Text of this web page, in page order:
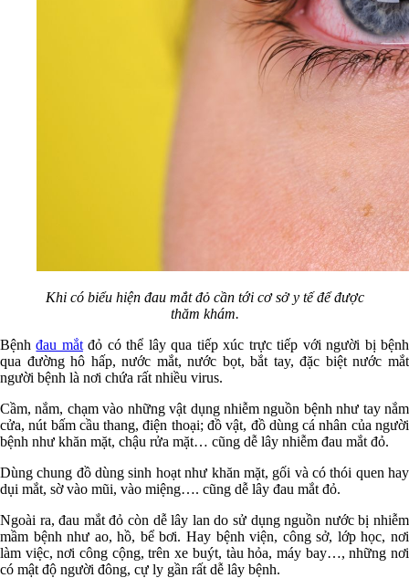
Khi có biểu hiện đau mắt đỏ cần tới cơ sở y tế để được
thăm khám.
Bệnhđau mắtđỏ có thể lây qua tiếp xúc trực tiếp với người bị bệnh
qua đường hô hấp, nước mắt, nước bọt, bắt tay, đặc biệt nước mắt
người bệnh là nơi chứa rất nhiều virus.
Cầm, nắm, chạm vào những vật dụng nhiễm nguồn bệnh như tay nắm
cửa, nút bấm cầu thang, điện thoại; đồ vật, đồ dùng cá nhân của người
bệnh như khăn mặt, chậu rửa mặt… cũng dễ lây nhiễm đau mắt đỏ.
Dùng chung đồ dùng sinh hoạt như khăn mặt, gối và có thói quen hay
dụi mắt, sờ vào mũi, vào miệng…. cũng dễ lây đau mắt đỏ.
Ngoài ra, đau mắt đỏ còn dễ lây lan do sử dụng nguồn nước bị nhiễm
mầm bệnh như ao, hồ, bể bơi. Hay bệnh viện, công sở, lớp học, nơi
làm việc, nơi công cộng, trên xe buýt, tàu hỏa, máy bay…, những nơi
có mật độ người đông, cự ly gần rất dễ lây bệnh.